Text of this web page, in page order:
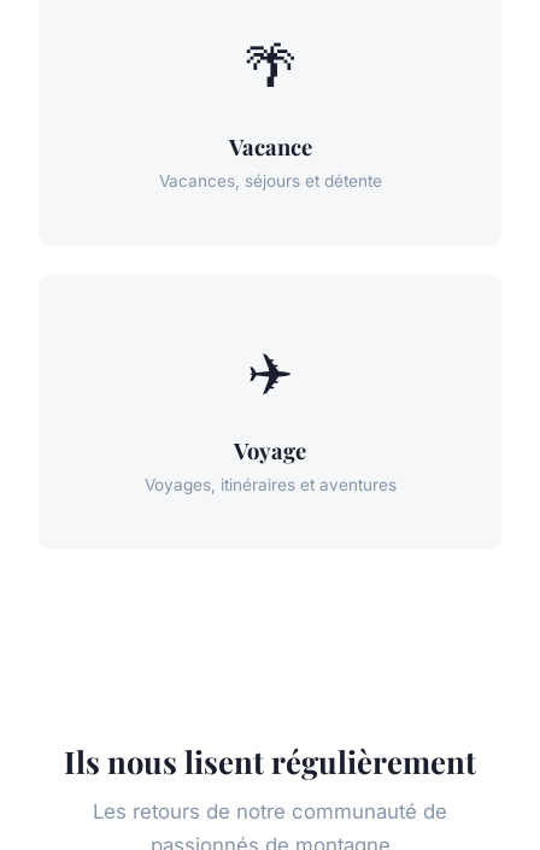
🌴
Vacance
Vacances, séjours et détente
✈️
Voyage
Voyages, itinéraires et aventures
Ils nous lisent régulièrement
Les retours de notre communauté de